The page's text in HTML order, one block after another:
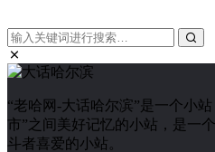
“老哈网-大话哈尔滨”是一个小
市”之间美好记忆的小站，是一
斗者喜爱的小站。